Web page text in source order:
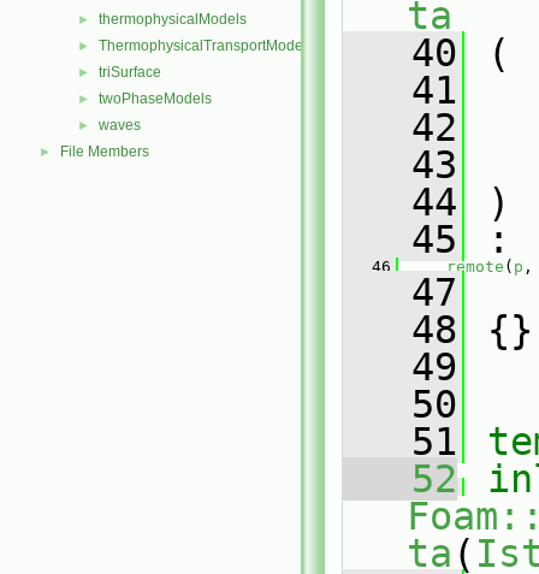
► thermophysicalModels
► ThermophysicalTransportModels
► triSurface
► twoPhaseModels
► waves
► File Members
ta
   40
(
   41
   42
   43
   44
)
   45
:
   46
remote ( p
   47
   48
{}
   49
   50
   51
   52
ta (